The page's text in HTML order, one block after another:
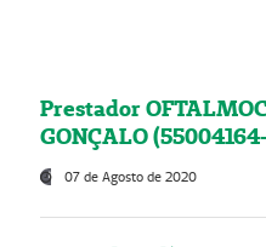
Prestador
GONÇALO
07 de Agosto de 2020